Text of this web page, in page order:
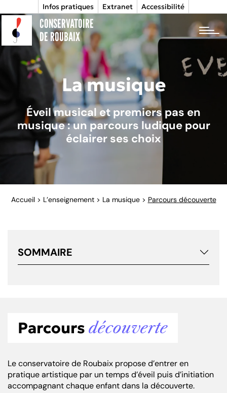
Infos pratiques Extranet Accessibilité
CONSERVATOIRE
DE ROUBAIX
La musique
Éveil musical et premiers pas en
musique : un parcours ludique pour
éclairer ses choix
Accueil> L’enseignement> La musique> Parcours découverte
Parcours découverte
Le conservatoire de Roubaix propose d’entrer en
pratique artistique par un temps d’éveil puis d’initiation
accompagnant chaque enfant dans la découverte.
SOMMAIRE